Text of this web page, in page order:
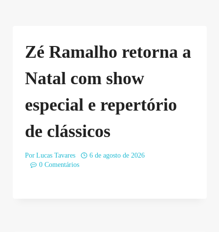
Zé Ramalho retorna a
Natal com show
especial e repertório
de clássicos
Por Lucas Tavares
6 de agosto de 2026
0 Comentários